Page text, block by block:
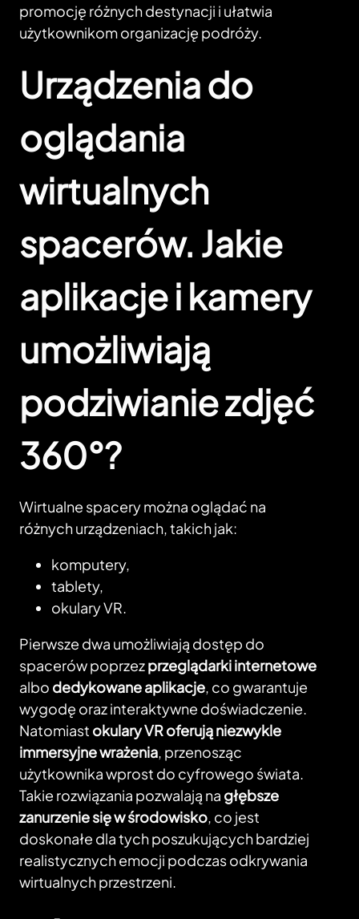
promocję różnych destynacji i ułatwia
użytkownikom organizację podróży.
Urządzenia do
oglądania
wirtualnych
spacerów. Jakie
aplikacje i kamery
umożliwiają
podziwianie zdjęć
360°?
Wirtualne spacery można oglądać na
różnych urządzeniach, takich jak:
komputery,
tablety,
okulary VR.
Pierwsze dwa umożliwiają dostęp do
spacerów poprzezprzeglądarki internetowe
albo dedykowane aplikacje, co gwarantuje
wygodę oraz interaktywne doświadczenie.
Natomiast okulary VR oferują niezwykle
immersyjne wrażenia, przenosząc
użytkownika wprost do cyfrowego świata.
Takie rozwiązania pozwalają na głębsze
zanurzenie się w środowisko, co jest
doskonałe dla tych poszukujących bardziej
realistycznych emocji podczas odkrywania
wirtualnych przestrzeni.